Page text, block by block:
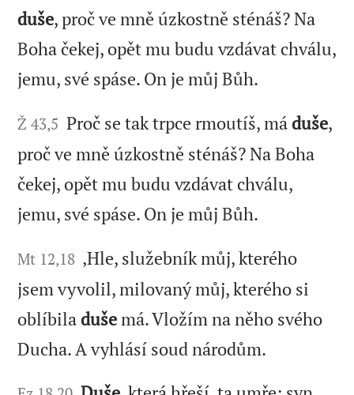
duše, proč ve mně úzkostně sténáš? Na
Boha čekej, opět mu budu vzdávat chválu,
jemu, své spáse. On je můj Bůh.
Ž 43,5 Proč se tak trpce rmoutíš, má duše,
proč ve mně úzkostně sténáš? Na Boha
čekej, opět mu budu vzdávat chválu,
jemu, své spáse. On je můj Bůh.
Mt 12,18 ‚Hle, služebník můj, kterého
jsem vyvolil, milovaný můj, kterého si
oblíbila dušemá. Vložím na něho svého
Ducha. A vyhlásí soud národům.